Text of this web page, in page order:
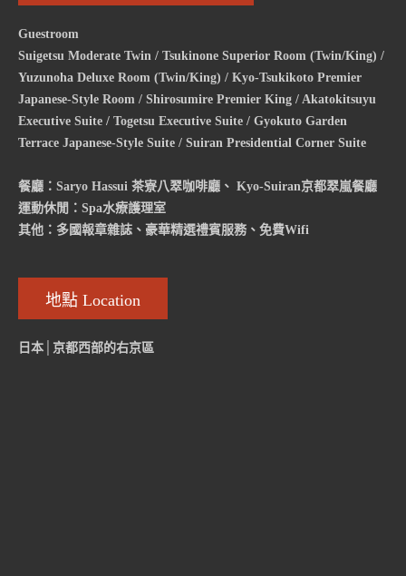
Guestroom
Suigetsu Moderate Twin / Tsukinone Superior Room (Twin/King) /
Yuzunoha Deluxe Room (Twin/King) / Kyo-Tsukikoto Premier
Japanese-Style Room / Shirosumire Premier King / Akatokitsuyu
Executive Suite / Togetsu Executive Suite / Gyokuto Garden
Terrace Japanese-Style Suite / Suiran Presidential Corner Suite
餐廳：Saryo Hassui 茶寮八翠咖啡廳、 Kyo-Suiran京都翠嵐餐廳
運動休閒：Spa水療護理室
其他：多國報章雜誌、豪華精選禮賓服務、免費Wifi
地點 Location
日本│京都西部的右京區